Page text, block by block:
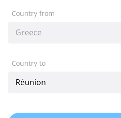
Country from
Country to